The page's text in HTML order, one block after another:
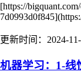
[https://
更新时间：2024-
机器学习：1-线